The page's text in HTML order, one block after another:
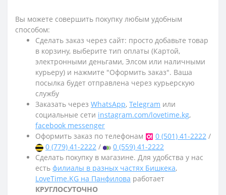
Вы можете совершить покупку любым удобным
способом:
Сделать заказ через сайт: просто добавьте товар
в корзину, выберите тип оплаты (Картой,
электронными деньгами, Элсом или наличными
курьеру) и нажмите "Оформить заказ". Ваша
посылка будет отправлена через курьерскую
службу
Заказать через WhatsApp, Telegram или
социальные сети instagram.com/lovetime.kg,
facebook messenger
Оформить заказ по телефонам
0 (501) 41-2222 /
0 (779) 41-2222 /
0 (559) 41-2222
Сделать покупку в магазине. Для удобства у нас
есть филиалы в разных частях Бишкека,
LoveTime.KG на Панфилова работает
КРУГЛОСУТОЧНО